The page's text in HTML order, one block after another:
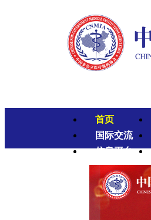
首页
国际交流
信息平台